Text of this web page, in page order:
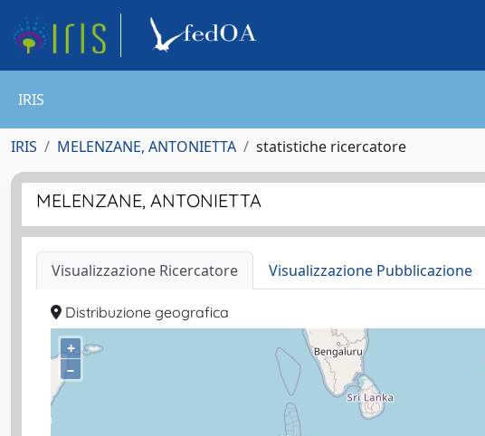
IRIS
IRIS MELENZANE, ANTONIETTA statistiche ricercatore
MELENZANE, ANTONIETTA
Visualizzazione Ricercatore Visualizzazione Pubblicazione
Distribuzione geografica
+
–